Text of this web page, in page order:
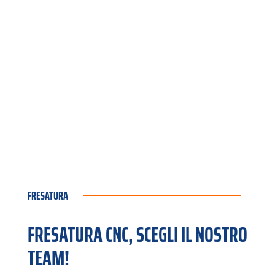
FRESATURA
FRESATURA CNC, SCEGLI IL NOSTRO
TEAM!